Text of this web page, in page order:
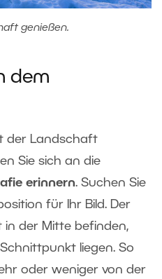
genießen.
dem
der Landschaft
Sie sich an die
erinnern. Suchen Sie
für Ihr Bild. Der
in der Mitte befinden,
liegen. So
oder weniger von der